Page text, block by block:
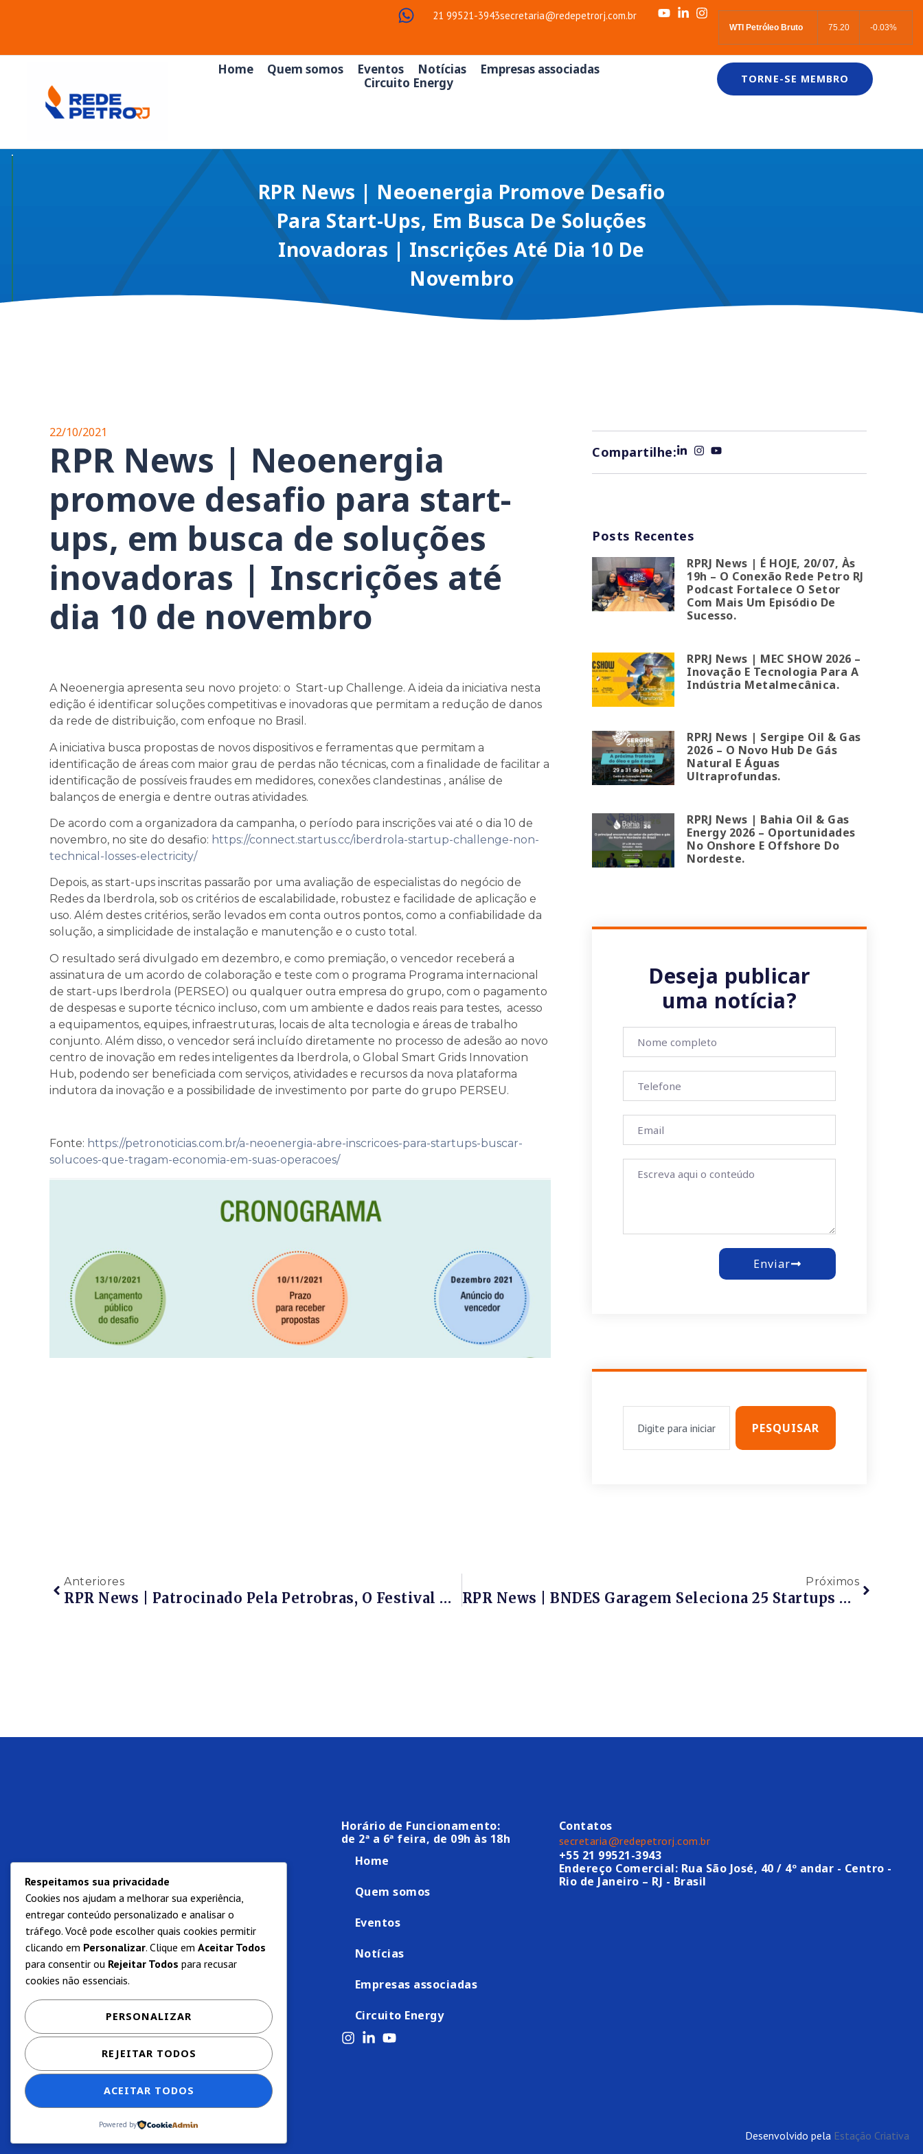
21 99521-3943secretaria@redepetrorj.com.br
WTI Petróleo Bruto 75.20 -0.03%
Home Quem somos Eventos Notícias
Empresas associadas
Circuito Energy
TORNE-SE MEMBRO
RPR News | Neoenergia Promove Desafio
Para Start-Ups, Em Busca De Soluções
Inovadoras | Inscrições Até Dia 10 De
Novembro
22/10/2021
RPR News | Neoenergia
promove desafio para start-
ups, em busca de soluções
inovadoras | Inscrições até
dia 10 de novembro
A Neoenergia apresenta seu novo projeto: o Start-up Challenge. A ideia da iniciativa nesta
edição é identificar soluções competitivas e inovadoras que permitam a redução de danos
da rede de distribuição, com enfoque no Brasil.
A iniciativa busca propostas de novos dispositivos e ferramentas que permitam a
identificação de áreas com maior grau de perdas não técnicas, com a finalidade de facilitar a
identificação de possíveis fraudes em medidores, conexões clandestinas , análise de
balanços de energia e dentre outras atividades.
De acordo com a organizadora da campanha, o período para inscrições vai até o dia 10 de
novembro, no site do desafio: https://connect.startus.cc/iberdrola-startup-challenge-non-
technical-losses-electricity/
Depois, as start-ups inscritas passarão por uma avaliação de especialistas do negócio de
Redes da Iberdrola, sob os critérios de escalabilidade, robustez e facilidade de aplicação e
uso. Além destes critérios, serão levados em conta outros pontos, como a confiabilidade da
solução, a simplicidade de instalação e manutenção e o custo total.
O resultado será divulgado em dezembro, e como premiação, o vencedor receberá a
assinatura de um acordo de colaboração e teste com o programa Programa internacional
de start-ups Iberdrola (PERSEO) ou qualquer outra empresa do grupo, com o pagamento
de despesas e suporte técnico incluso, com um ambiente e dados reais para testes, acesso
a equipamentos, equipes, infraestruturas, locais de alta tecnologia e áreas de trabalho
conjunto. Além disso, o vencedor será incluído diretamente no processo de adesão ao novo
centro de inovação em redes inteligentes da Iberdrola, o Global Smart Grids Innovation
Hub, podendo ser beneficiada com serviços, atividades e recursos da nova plataforma
indutora da inovação e a possibilidade de investimento por parte do grupo PERSEU.
Fonte: https://petronoticias.com.br/a-neoenergia-abre-inscricoes-para-startups-buscar-
solucoes-que-tragam-economia-em-suas-operacoes/
Compartilhe:
Posts Recentes
RPRJ News | É HOJE, 20/07, Às
19h – O Conexão Rede Petro RJ
Podcast Fortalece O Setor
Com Mais Um Episódio De
Sucesso.
RPRJ News | MEC SHOW 2026 –
Inovação E Tecnologia Para A
Indústria Metalmecânica.
RPRJ News | Sergipe Oil & Gas
2026 – O Novo Hub De Gás
Natural E Águas
Ultraprofundas.
RPRJ News | Bahia Oil & Gas
Energy 2026 – Oportunidades
No Onshore E Offshore Do
Nordeste.
Deseja publicar
uma notícia?
Enviar
PESQUISAR
Anteriores
RPR News | Patrocinado Pela Petrobras, O Festival Hacktudo 2021 Começa Hoje (15/10), Trazendo Cultura Digital, Inovação E Sustentabilidade.
Próximos
RPR News | BNDES Garagem Seleciona 25 Startups De Impacto Socioambiental Para Apoio Financeiro Gratuito
Horário de Funcionamento:
de 2ª a 6ª feira, de 09h às 18h
Home
Quem somos
Eventos
Notícias
Empresas associadas
Circuito Energy
Contatos
secretaria@redepetrorj.com.br
+55 21 99521-3943
Endereço Comercial: Rua São José, 40 / 4º andar - Centro -
Rio de Janeiro – RJ - Brasil
Desenvolvido pela Estação Criativa
Respeitamos sua privacidade
Cookies nos ajudam a melhorar sua experiência,
entregar conteúdo personalizado e analisar o
tráfego. Você pode escolher quais cookies permitir
clicando em Personalizar. Clique em Aceitar Todos
para consentir ou Rejeitar Todos para recusar
cookies não essenciais.
PERSONALIZAR
REJEITAR TODOS
ACEITAR TODOS
Powered by